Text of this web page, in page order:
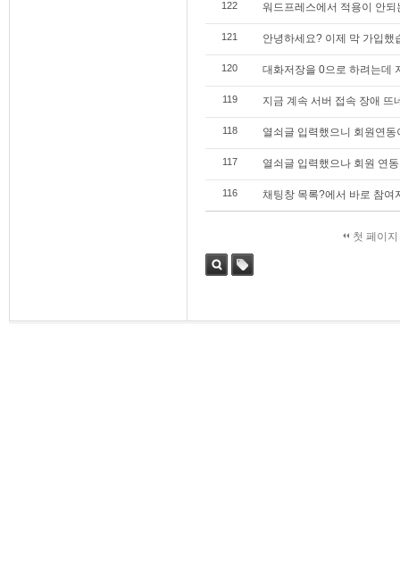
122 워드프레스에서 적용이 안되
121 안녕하세요? 이제 막 가입했
120 대화저장을 0으로 하려는데
119 지금 계속 서버 접속 장애 뜨
118 열쇠글 입력했으니 회원연동
117 열쇠글 입력했으나 회원 연
116 채팅창 목록?에서 바로 참여
첫 페이지